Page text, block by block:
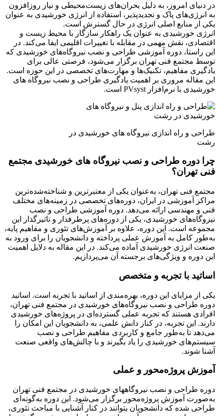
در دنیای امروز، به دلیل بحران‌های زیست‌محیطی و نیاز روزافزون
به انرژی‌های پاک و تجدیدپذیر، استفاده از انرژی خورشیدی به عنوان
یکی از منابع اصلی انرژی در حال گسترش است.
انرژی خورشیدی به عنوان یک راهکار سازگار با محیط‌ زیست و
اقتصادی، نقش مهمی در مقابله با تغییرات اقلیمی ایفا می‌کند. در
این راستا، دوره آموزشی طراحی و نصب نیروگاه‌های خورشیدی که
توسط مجتمع فنی تهران برگزار می‌شود، فرصتی عالی برای
یادگیری مفاهیم، تکنیک‌ها و مهارت‌های تخصصی در این حوزه است.
این مقاله مروری بر اهمیت یادگیری طراحی و نصب نیروگاه های
خورشیدی با نرم‌افزار PVsyst است.
طراحی و راه اندازی نیروگاه های خورشیدی در
رشت
چرا دوره طراحی و نصب نیروگاه های خورشیدی مجتمع
فنی تهران؟
مجتمع فنی تهران، به‌عنوان یکی از معتبرترین و شناخته‌شده‌ترین
مراکز آموزشی در ایران، دوره‌های تخصصی در زمینه‌های مختلف
فنی و مهندسی ارائه می‌دهد. دوره آموزشی طراحی و نصب
نیروگاه‌های خورشیدی، یکی از دوره‌های پرطرفدار و تاثیرگذار این
مجموعه است. این دوره، علاوه بر آموزش‌های تئوری و مفاهیم پایه،
به‌طور کامل به آموزش عملی پرداخته و دانشجویان را برای ورود به
صنعت انرژی خورشیدی آماده می‌کند. در این مقاله به دلایل اهمیت
این دوره و ویژگی‌های برجسته آن می‌پردازیم.
اساتید با تجربه و متخصص
یکی از مزایای این دوره، بهره‌مندی از اساتید با تجربه است. اساتید
دوره طراحی و نصب نیروگاه‌های خورشیدی در مجتمع فنی تهران،
افرادی هستند که تجربه عملی گسترده‌ای در پروژه‌های خورشیدی
دارند. این تجربه، در کنار دانش علمی، به دانشجویان این امکان را
می‌دهد تا به‌طور جامع و کاربردی مفاهیم طراحی و نصب
سیستم‌های خورشیدی را یاد بگیرند و با چالش‌های واقعی صنعت
آشنا شوند.
آموزش پروژه‌محور و عملی
دوره طراحی و نصب نیروگاههای خورشیدی در مجتمع فنی تهران
به‌صورت آموزش پروژه‌محور برگزار می‌شود. این دوره به‌گونه‌ای
طراحی شده که دانشجویان بتوانند در کنار آشنایی با مباحث تئوری،